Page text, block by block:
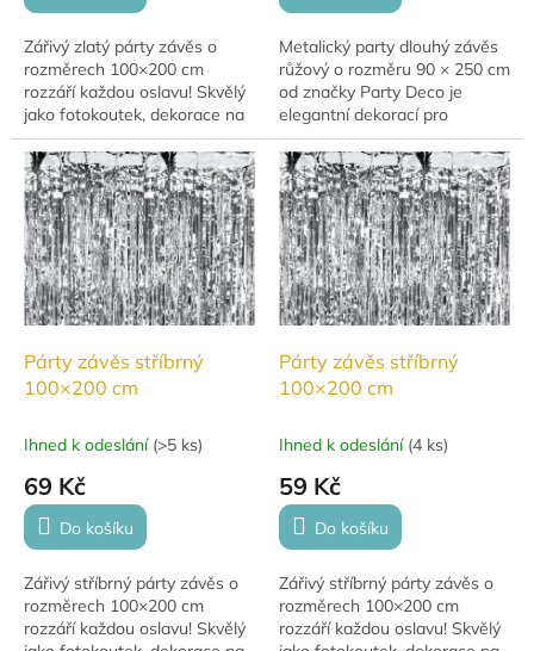
Zářivý zlatý párty závěs o
rozměrech 100×200 cm
rozzáří každou oslavu! Skvělý
jako fotokoutek, dekorace na
stěnu nebo vchod.
Metalický party dlouhý závěs
růžový o rozměru 90 × 250 cm
od značky Party Deco je
elegantní dekorací pro
narozeninové oslavy, svatby,
baby shower i další
slavnostní...
Párty závěs stříbrný
100×200 cm
Ihned k odeslání (>5 ks)
69 Kč
Do košíku
Zářivý stříbrný párty závěs o
rozměrech 100×200 cm
rozzáří každou oslavu! Skvělý
Párty závěs stříbrný
100×200 cm
Ihned k odeslání (4 ks)
59 Kč
Do košíku
Zářivý stříbrný párty závěs o
rozměrech 100×200 cm
rozzáří každou oslavu! Skvělý